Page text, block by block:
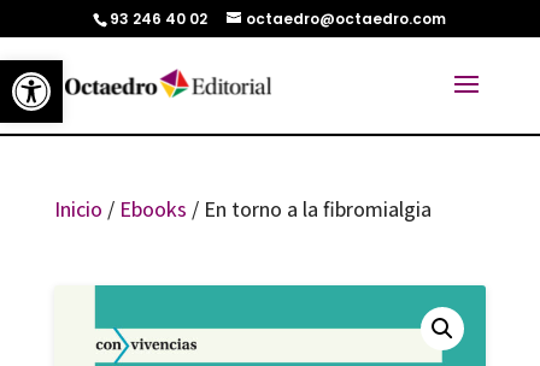
Abrir barra de herramientas
93 246 40 02 octaedro@octaedro.com
Inicio / Ebooks / En torno a la fibromialgia